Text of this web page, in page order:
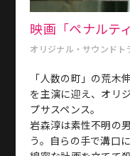
映画「ペナルテ
オリジナル・サウンドト
「人数の町」の荒木
を主演に迎え、オリ
プサスペンス。
岩森淳は素性不明の
う。自らの手で溝口
Melody
Office & Studio
CROSS JINGUMAE
Tokyo Japan
3F・・・Studio 2